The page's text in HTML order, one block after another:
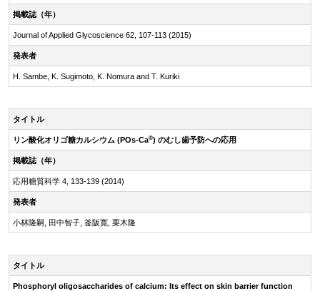
掲載誌（年）
Journal of Applied Glycoscience 62, 107-113 (2015)
発表者
H. Sambe, K. Sugimoto, K. Nomura and T. Kuriki
タイトル
リン酸化オリゴ糖カルシウム (POs-Ca®) のむし歯予防への応用
掲載誌（年）
応用糖質科学 4, 133-139 (2014)
発表者
小林隆嗣, 田中智子, 釜阪寛, 栗木隆
タイトル
Phosphoryl oligosaccharides of calcium: Its effect on skin barrier function